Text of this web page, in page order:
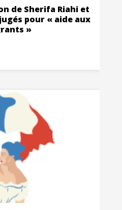
de Sherifa Riahi et
pour « aide aux
»